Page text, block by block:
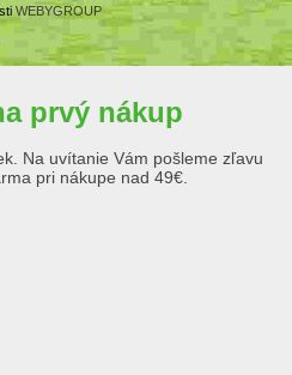
WEBYGROUP
prvý nákup
Na uvítanie Vám pošleme zľavu
pri nákupe nad 49€.